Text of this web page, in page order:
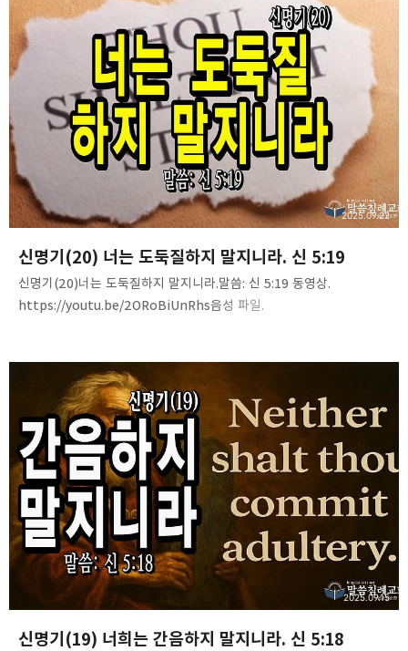
신명기(20) 너는 도둑질하지 말지니라. 신 5:19
2025.09.22
신명기(20)너는 도둑질하지 말지니라.말씀: 신 5:19 동영상.
https://youtu.be/2ORoBiUnRhs음성 파일.
신명기(19) 너희는 간음하지 말지니라. 신 5:18
2025.09.15